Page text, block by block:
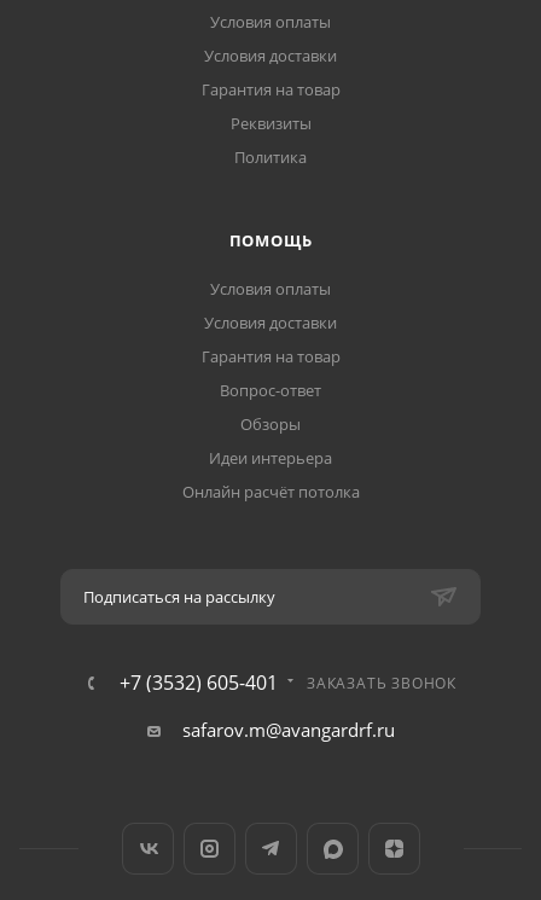
Условия оплаты
Условия доставки
Гарантия на товар
Реквизиты
Политика
ПОМОЩЬ
Условия оплаты
Условия доставки
Гарантия на товар
Вопрос-ответ
Обзоры
Идеи интерьера
Онлайн расчёт потолка
Подписаться на рассылку
+7 (3532) 605-401 ЗАКАЗАТЬ ЗВОНОК
safarov.m@avangardrf.ru